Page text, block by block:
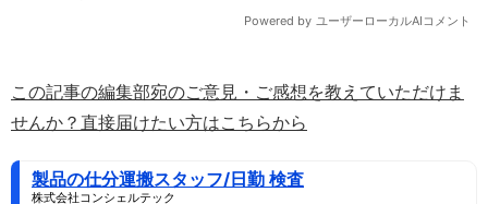
この記事の編集部宛のご意見・ご感想を教えていただけま
せんか？直接届けたい方はこちらから
製品の仕分運搬スタッフ/日勤 検査
株式会社コンシェルテック